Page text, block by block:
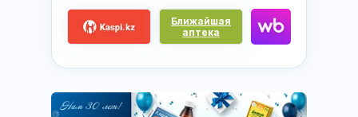
Ближайшая
аптека